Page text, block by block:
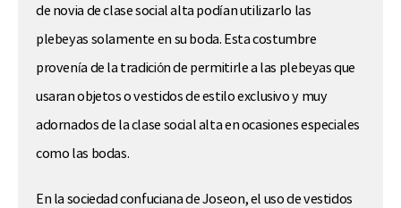
de novia de clase social alta podían utilizarlo las
plebeyas solamente en su boda. Esta costumbre
provenía de la tradición de permitirle a las plebeyas que
usaran objetos o vestidos de estilo exclusivo y muy
adornados de la clase social alta en ocasiones especiales
como las bodas.
En la sociedad confuciana de Joseon, el uso de vestidos